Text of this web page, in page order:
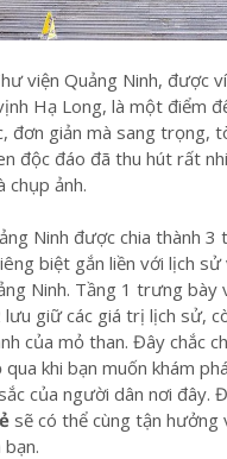
viện Quảng Ninh, được
Hạ Long, là một điểm
đơn giản mà sang trọng,
độc đáo đã thu hút rất
chụp ảnh.
Ninh được chia thành 3
biệt gắn liền với lịch
Ninh. Tầng 1 trưng bày
lưu giữ các giá trị lịch sử,
của mỏ than. Đây chắc
khi bạn muốn khám
của người dân nơi đây.
sẽ có thể cùng tận hưởng